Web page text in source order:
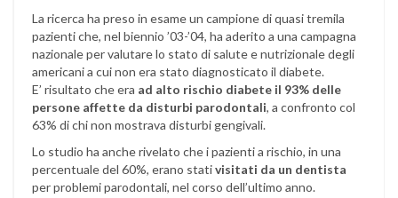
La ricerca ha preso in esame un campione di quasi tremila
pazienti che, nel biennio ’03-’04, ha aderito a una campagna
nazionale per valutare lo stato di salute e nutrizionale degli
americani a cui non era stato diagnosticato il diabete.
E’ risultato che era ad alto rischio diabete il 93% delle
persone affette da disturbi parodontali, a confronto col
63% di chi non mostrava disturbi gengivali.
Lo studio ha anche rivelato che i pazienti a rischio, in una
percentuale del 60%, erano stativisitati da un dentista
per problemi parodontali, nel corso dell’ultimo anno.